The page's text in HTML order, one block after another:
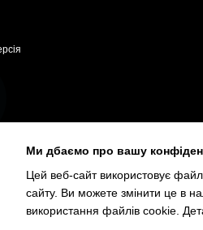
Ми дбаємо про вашу
Цей веб-сайт використовує
сайту. Ви можете змінити це в
використання файлів cookie.